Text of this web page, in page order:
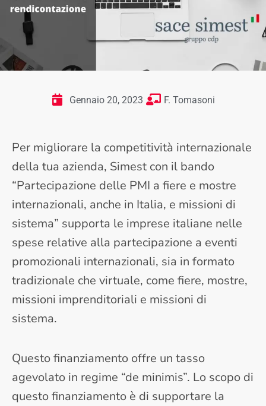
Gennaio 20, 2023 F. Tomasoni
Per migliorare la competitività internazionale
della tua azienda, Simest con il bando
“Partecipazione delle PMI a fiere e mostre
internazionali, anche in Italia, e missioni di
sistema” supporta le imprese italiane nelle
spese relative alla partecipazione a eventi
promozionali internazionali, sia in formato
tradizionale che virtuale, come fiere, mostre,
missioni imprenditoriali e missioni di
sistema.
Questo finanziamento offre un tasso
agevolato in regime “de minimis”. Lo scopo di
questo finanziamento è di supportare la